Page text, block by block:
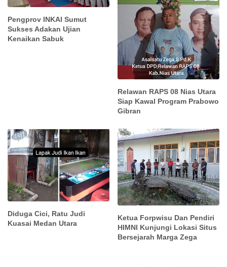
Pengprov INKAI Sumut
Sukses Adakan Ujian
Kenaikan Sabuk
Relawan RAPS 08 Nias Utara
Siap Kawal Program Prabowo
Gibran
Diduga Cici, Ratu Judi
Kuasai Medan Utara
Ketua Forpwisu Dan Pendiri
HIMNI Kunjungi Lokasi Situs
Bersejarah Marga Zega